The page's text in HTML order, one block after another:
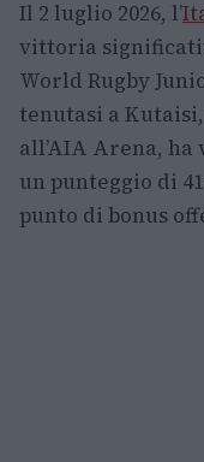
Il 2 luglio 2026, l’
vittoria
World Rugby
tenutasi a
all’AIA Arena,
un punteggio di
punto di bonus